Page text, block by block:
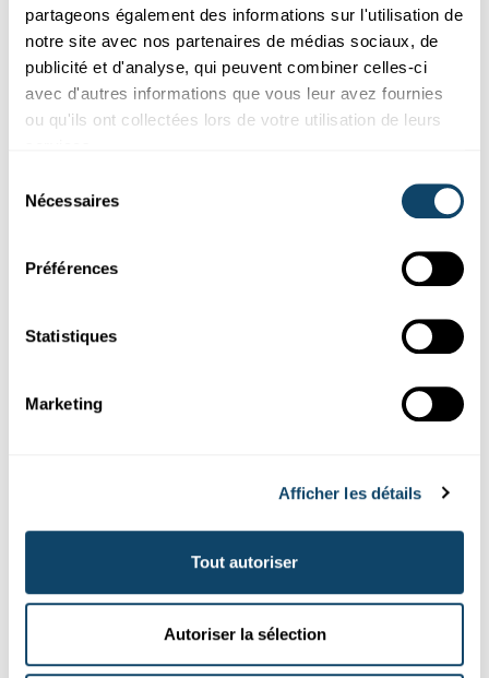
partageons également des informations sur l'utilisation de
notre site avec nos partenaires de médias sociaux, de
publicité et d'analyse, qui peuvent combiner celles-ci
avec d'autres informations que vous leur avez fournies
ou qu'ils ont collectées lors de votre utilisation de leurs
Nécessaires
Préférences
Statistiques
Marketing
Afficher les détails
Tout autoriser
Autoriser la sélection
DE "GLIESENE" MËNSCH
Wat kënne “Wearables” iwwert eis soen?
Apple watch, Google Glass a Co. Déi meescht moossen domatt
hir Fitness, mee do stécht awer méi dohanner... Mr Science, wat